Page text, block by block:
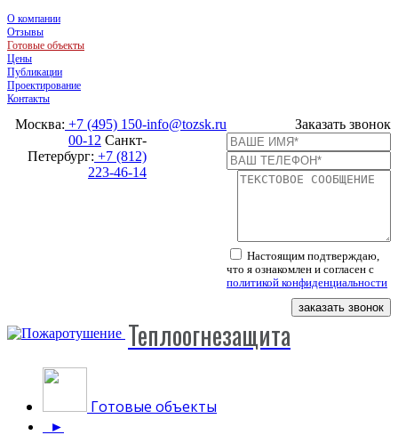
О компании
Отзывы
Готовые объекты
Цены
Публикации
Проектирование
Контакты
Москва: +7 (495) 150-
00-12 Санкт-
Петербург: +7 (812)
223-46-14
info@tozsk.ru Заказать звонок
Настоящим подтверждаю,
что я ознакомлен и согласен с
политикой конфиденциальности
заказать звонок
Теплоогнезащита
Готовые объекты
►